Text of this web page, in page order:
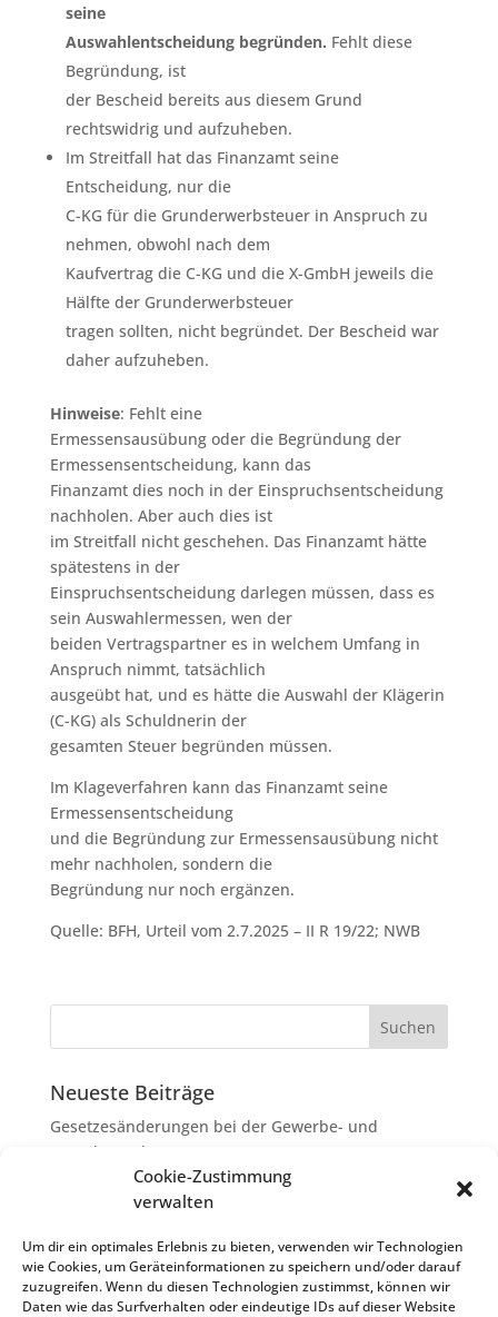
Cookie-Zustimmung
verwalten
Um dir ein optimales Erlebnis zu bieten, verwenden wir Technologien
wie Cookies, um Geräteinformationen zu speichern und/oder darauf
zuzugreifen. Wenn du diesen Technologien zustimmst, können wir
Daten wie das Surfverhalten oder eindeutige IDs auf dieser Website
seine
Auswahlentscheidung begründen. Fehlt diese
Begründung, ist
der Bescheid bereits aus diesem Grund
rechtswidrig und aufzuheben.
Im Streitfall hat das Finanzamt seine
Entscheidung, nur die
C-KG für die Grunderwerbsteuer in Anspruch zu
nehmen, obwohl nach dem
Kaufvertrag die C-KG und die X-GmbH jeweils die
Hälfte der Grunderwerbsteuer
tragen sollten, nicht begründet. Der Bescheid war
daher aufzuheben.
Hinweise: Fehlt eine
Ermessensausübung oder die Begründung der
Ermessensentscheidung, kann das
Finanzamt dies noch in der Einspruchsentscheidung
nachholen. Aber auch dies ist
im Streitfall nicht geschehen. Das Finanzamt hätte
spätestens in der
Einspruchsentscheidung darlegen müssen, dass es
sein Auswahlermessen, wen der
beiden Vertragspartner es in welchem Umfang in
Anspruch nimmt, tatsächlich
ausgeübt hat, und es hätte die Auswahl der Klägerin
(C-KG) als Schuldnerin der
gesamten Steuer begründen müssen.
Im Klageverfahren kann das Finanzamt seine
Ermessensentscheidung
und die Begründung zur Ermessensausübung nicht
mehr nachholen, sondern die
Begründung nur noch ergänzen.
Quelle: BFH, Urteil vom 2.7.2025 – II R 19/22; NWB
Neueste Beiträge
Gesetzesänderungen bei der Gewerbe- und
Grunderwerbsteuer
Erbschaftsteuer: Rechtsanwaltskosten bei Streit über
Erbauseinandersetzung als
Nachlassverbindlichkeiten
Umsatzsteuer-Umrechnungskurse Juli 2026
Keine Steuerfreiheit eines sog. Konfusionsgewinns